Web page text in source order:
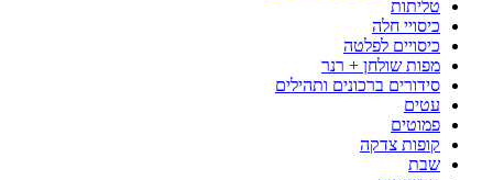
טליתות
כיסויי חלה
כיסויים לפלטה
מפות שולחן + רנר
סידורים ברכונים ותהילים
עטים
פמוטים
קופות צדקה
שבת